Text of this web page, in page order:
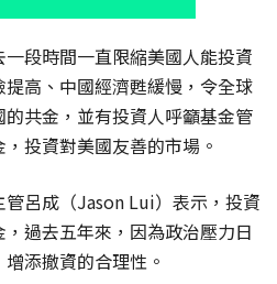
段時間一直限縮美國人能投資
高、中國經濟甦緩慢，令全球
共金，並有投資人呼籲基金管
投資對美國友善的市場。
呂成（Jason Lui）表示，投資
過去五年來，因為政治壓力日
添撤資的合理性。